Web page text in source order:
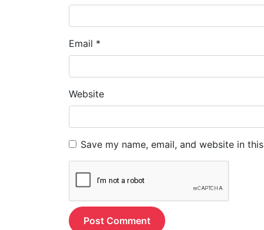
Email *
Website
Save my name, email, and website in